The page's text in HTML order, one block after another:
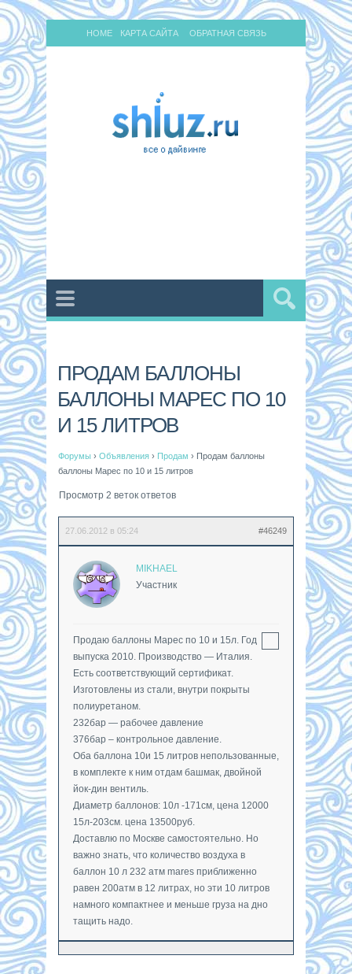
HOME КАРТА САЙТА ОБРАТНАЯ СВЯЗЬ
ПРОДАМ БАЛЛОНЫ
БАЛЛОНЫ МАРЕС ПО 10
И 15 ЛИТРОВ
Форумы › Объявления › Продам › Продам баллоны
баллоны Марес по 10 и 15 литров
Просмотр 2 веток ответов
27.06.2012 в 05:24 #46249
MIKHAEL
Участник
Продаю баллоны Марес по 10 и 15л. Год
выпуска 2010. Производство — Италия.
Есть соответствующий сертификат.
Изготовлены из стали, внутри покрыты
полиуретаном.
232бар — рабочее давление
376бар – контрольное давление.
Оба баллона 10и 15 литров непользованные,
в комплекте к ним отдам башмак, двойной
йок-дин вентиль.
Диаметр баллонов: 10л -171см, цена 12000
15л-203см. цена 13500руб.
Доставлю по Москве самостоятельно. Но
важно знать, что количество воздуха в
баллон 10 л 232 атм mares приближенно
равен 200атм в 12 литрах, но эти 10 литров
намного компактнее и меньше груза на дно
тащить надо.